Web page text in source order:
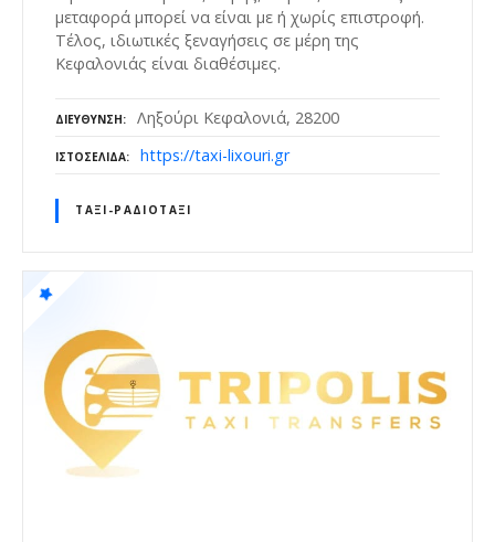
μεταφορά μπορεί να είναι με ή χωρίς επιστροφή.
Τέλος, ιδιωτικές ξεναγήσεις σε μέρη της
Κεφαλονιάς είναι διαθέσιμες.
ΔΙΕΎΘΥΝΣΗ Ληξούρι Κεφαλονιά, 28200
ΙΣΤΟΣΕΛΊΔΑ https://taxi-lixouri.gr
ΤΑΞΊ-ΡΑΔΙΟΤΑΞΊ